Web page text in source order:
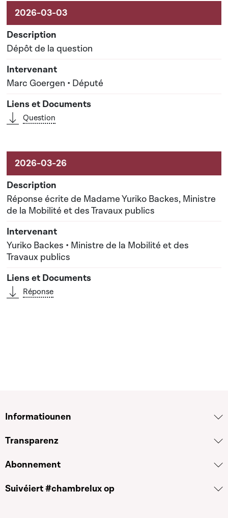
Aktivitéiten um Dossier
Dépôt de la question
Marc Goergen • Député
Question
Réponse écrite de Madame Yuriko Backes, Ministre
de la Mobilité et des Travaux publics
Yuriko Backes • Ministre de la Mobilité et des
Travaux publics
Réponse
Informatiounen
Transparenz
Abonnement
Suivéiert #chambrelux op